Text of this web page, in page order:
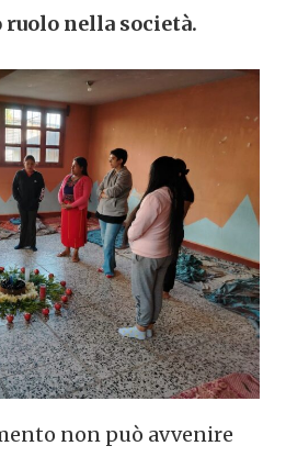
nella società.
non può avvenire